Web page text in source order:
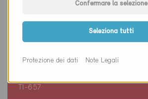
Minergie
TI-657
Confermare la selezione
Seleziona tutti
Protezione dei dati Note Legali